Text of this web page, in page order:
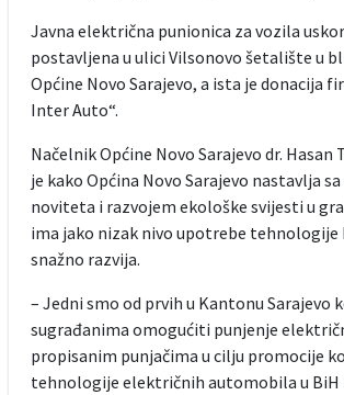
Javna električna punionica za vozila
postavljena u ulici Vilsonovo šetalište u
Općine Novo Sarajevo, a ista je donacija
Inter Auto“.
Načelnik Općine Novo Sarajevo dr. Hasan
je kako Općina Novo Sarajevo nastavlja
noviteta i razvojem ekološke svijesti u
ima jako nizak nivo upotrebe tehnologije
snažno razvija.
– Jedni smo od prvih u Kantonu Sarajevo
sugrađanima omogućiti punjenje
propisanim punjačima u cilju promocije
tehnologije električnih automobila u BiH